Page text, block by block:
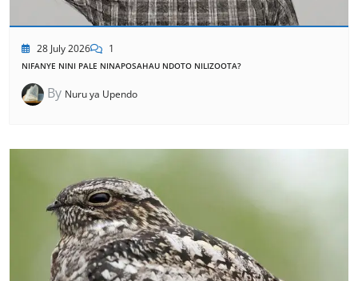
28 July 2026 1
NIFANYE NINI PALE NINAPOSAHAU NDOTO NILIZOOTA?
By Nuru ya Upendo